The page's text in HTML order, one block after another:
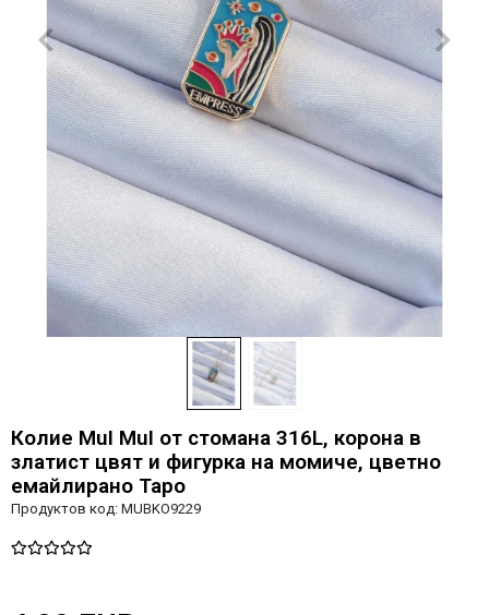
Колие MuI MuI от стомана 316L, корона в
златист цвят и фигурка на момиче, цветно
емайлирано Таро
Продуктов код: MUBKO9229